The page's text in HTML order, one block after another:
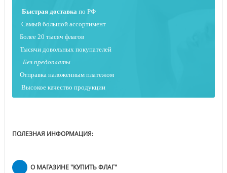
Быстрая доставка по РФ
Самый большой ассортимент
Более 20 тысяч флагов
Тысячи довольных покупателей
Без предоплаты
Отправка наложенным платежом
Высокое качество продукции
ПОЛЕЗНАЯ ИНФОРМАЦИЯ:
О МАГАЗИНЕ "КУПИТЬ ФЛАГ"